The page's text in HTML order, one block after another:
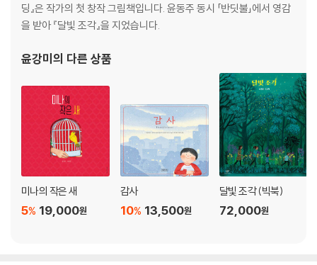
딩』은 작가의 첫 창작 그림책입니다. 윤동주 동시 「반딧불」에서 영감
을 받아 『달빛 조각』을 지었습니다.
윤강미의 다른 상품
미나의 작은 새
19,000원
5%
감사
13,500원
10%
달빛 조각 (빅북)
72,000원